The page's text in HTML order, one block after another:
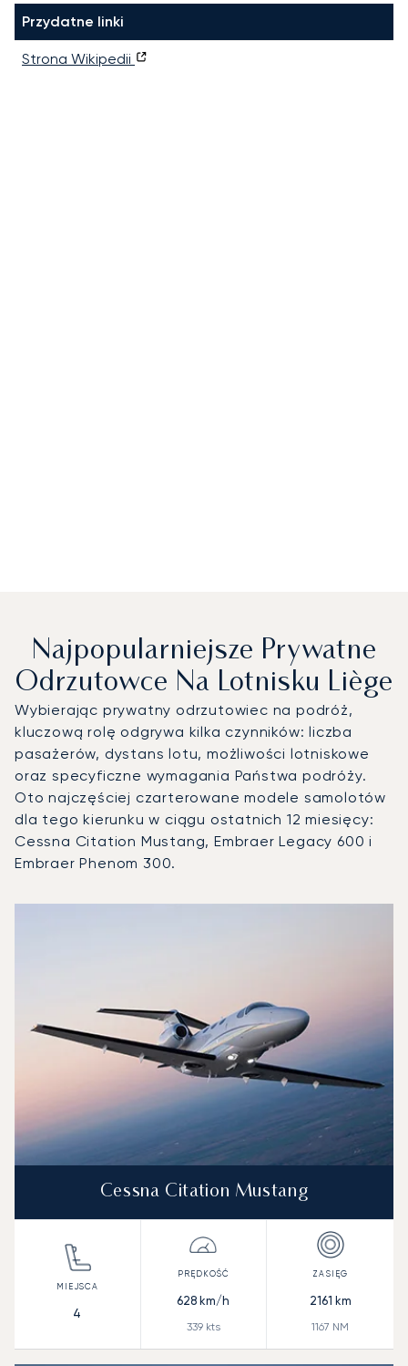
Przydatne linki
Strona Wikipedii
Najpopularniejsze Prywatne
Odrzutowce Na Lotnisku Liège
Wybierając prywatny odrzutowiec na podróż,
kluczową rolę odgrywa kilka czynników: liczba
pasażerów, dystans lotu, możliwości lotniskowe
oraz specyficzne wymagania Państwa podróży.
Oto najczęściej czarterowane modele samolotów
dla tego kierunku w ciągu ostatnich 12 miesięcy:
Cessna Citation Mustang, Embraer Legacy 600 i
Embraer Phenom 300.
Cessna Citation Mustang
4
628 km/h
339kts
2161 km
1167 NM